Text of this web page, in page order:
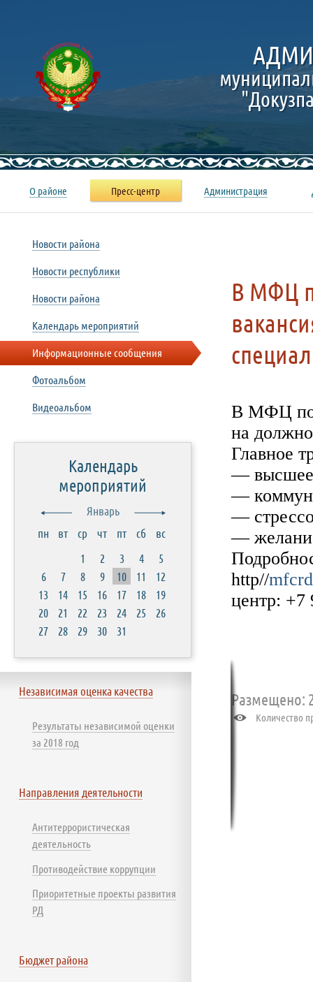
В МФЦ
В МФЦ по
на
Главное
— высшее
—
—
—
http//
центр: +7
Размещено:
Количество
Новости района
Новости республики
Новости района
Календарь мероприятий
Информационные сообщения
Фотоальбом
Видеоальбом
Календарь
мероприятий
Январь
пн
вт ср чт пт сб
вс
1
2 3 4
5
6
7 8 9 10 11
12
13
14 15 16 17 18
19
20
21 22 23 24 25
26
27
28 29 30 31
Независимая оценка качества
Результаты независимой оценки
за 2018 год
Направления деятельности
Антитеррористическая
деятельность
Противодействие коррупции
Приоритетные проекты развития
РД
Бюджет района
О районе Пресс-центр Администрация